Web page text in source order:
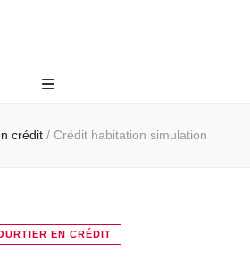
crédit / Crédit habitation simulation
EN CRÉDIT